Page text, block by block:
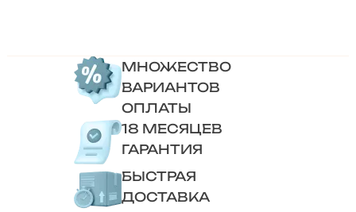
МНОЖЕСТВО
ВАРИАНТОВ
ОПЛАТЫ
18 МЕСЯЦЕВ
ГАРАНТИЯ
БЫСТРАЯ
ДОСТАВКА